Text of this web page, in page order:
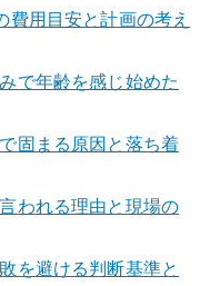
費用目安と計画の考え
で年齢を感じ始めた
固まる原因と落ち着
われる理由と現場の
を避ける判断基準と